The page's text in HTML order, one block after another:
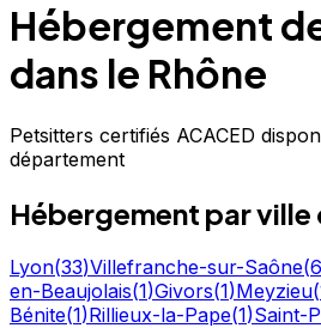
Hébergement
dans le Rhône
Petsitters certifiés ACACED
département
Hébergement par ville
Lyon(33)Villefranche-sur-Saône(6
en-Beaujolais(1)Givors(1)Meyzieu(
Bénite(1)Rillieux-la-Pape(1)Saint-